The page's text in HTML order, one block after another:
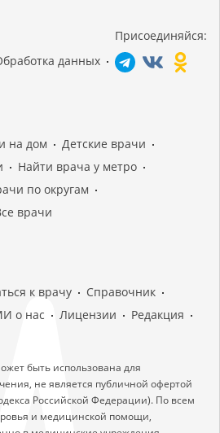
данных
Присоединяйся:
на дом
Детские врачи
Найти врача у метро
по округам
врачи
к врачу
Справочник
о нас Лицензии
Редакция
быть использована для
не является публичной офертой
Российской Федерации). По всем
и медицинской помощи,